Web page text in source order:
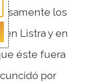
los
en Listra y en
éste fuera
por